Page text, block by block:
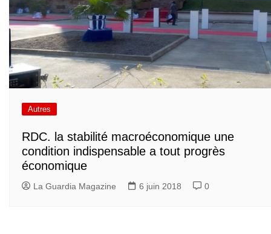
Autres
RDC. la stabilité macroéconomique une
condition indispensable a tout progrès
économique
La Guardia Magazine 6 juin 2018 0